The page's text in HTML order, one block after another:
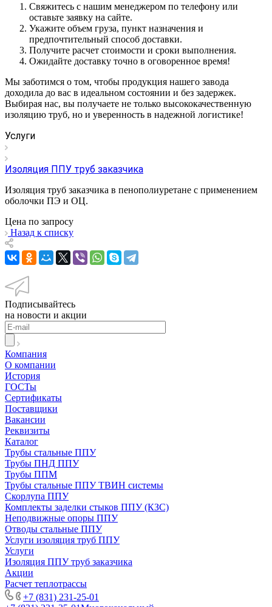
Свяжитесь с нашим менеджером по телефону или
оставьте заявку на сайте.
Укажите объем груза, пункт назначения и
предпочтительный способ доставки.
Получите расчет стоимости и сроки выполнения.
Ожидайте доставку точно в оговоренное время!
Мы заботимся о том, чтобы продукция нашего завода
доходила до вас в идеальном состоянии и без задержек.
Выбирая нас, вы получаете не только высококачественную
изоляцию труб, но и уверенность в надежной логистике!
Услуги
Изоляция ППУ труб заказчика
Изоляция труб заказчика в пенополиуретане с применением
оболочки ПЭ и ОЦ.
Цена по запросу
Назад к списку
Подписывайтесь
на новости и акции
Компания
О компании
История
ГОСТы
Сертификаты
Поставщики
Вакансии
Реквизиты
Каталог
Трубы стальные ППУ
Трубы ПНД ППУ
Трубы ППМ
Трубы стальные ППУ ТВИН системы
Скорлупа ППУ
Комплекты заделки стыков ППУ (КЗС)
Неподвижные опоры ППУ
Отводы стальные ППУ
Услуги изоляция труб ППУ
Услуги
Изоляция ППУ труб заказчика
Акции
Расчет теплотрассы
+7 (831) 231-25-01